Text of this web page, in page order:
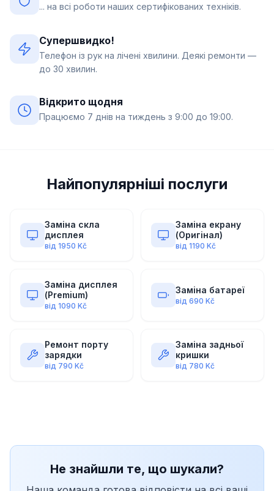
... на всі роботи наших сертифікованих техніків.
Супершвидко!
Телефон із рук на лічені хвилини. Деякі ремонти —
до 30 хвилин.
Відкрито щодня
Працюємо 7 днів на тиждень з 9:00 до 19:00.
Найпопулярніші послуги
Заміна скла
дисплея
від 1950 Kč
Заміна екрану
(Оригінал)
від 1190 Kč
Заміна дисплея
(Premium)
від 1090 Kč
Заміна батареї
від 690 Kč
Ремонт порту
зарядки
від 790 Kč
Заміна задньої
кришки
від 780 Kč
Не знайшли те, що шукали?